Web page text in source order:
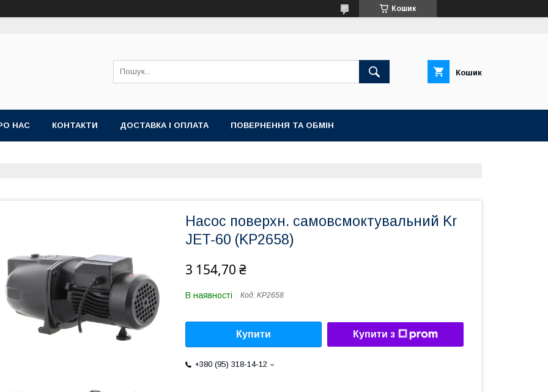
Кошик
Кошик
НАС КОНТАКТИ ДОСТАВКА І ОПЛАТА ПОВЕРНЕННЯ ТА ОБМІН
Насос поверхн. самовсмоктувальний Kr
JET-60 (KP2658)
3 154,70 ₴
В наявності Код: KP2658
Купити Купити з
+380 (95) 318-14-12